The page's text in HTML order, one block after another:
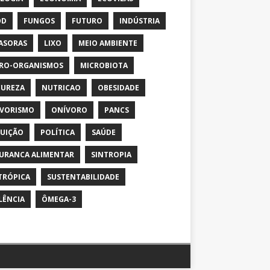
FUNGOS FUTURO INDÚSTRIA
LIXO MEIO AMBIENTE
ORGANISMOS MICROBIOTA
NUTRICAO OBESIDADE
ONÍVORO PANCS
POLÍTICA SAÚDE
ALIMENTAR SINTROPIA
SUSTENTABILIDADE
ÔMEGA-3